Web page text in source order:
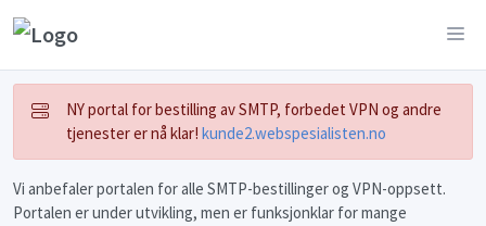
NY portal for bestilling av SMTP, forbedet VPN og andre
tjenester er nå klar! kunde2.webspesialisten.no
Vi anbefaler portalen for alle SMTP-bestillinger og VPN-oppsett.
Portalen er under utvikling, men er funksjonklar for mange